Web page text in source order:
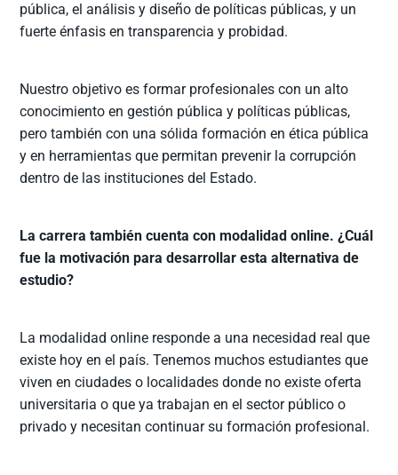
pública, el análisis y diseño de políticas públicas, y un
fuerte énfasis en transparencia y probidad.
Nuestro objetivo es formar profesionales con un alto
conocimiento en gestión pública y políticas públicas,
pero también con una sólida formación en ética pública
y en herramientas que permitan prevenir la corrupción
dentro de las instituciones del Estado.
La carrera también cuenta con modalidad online. ¿Cuál
fue la motivación para desarrollar esta alternativa de
estudio?
La modalidad online responde a una necesidad real que
existe hoy en el país. Tenemos muchos estudiantes que
viven en ciudades o localidades donde no existe oferta
universitaria o que ya trabajan en el sector público o
privado y necesitan continuar su formación profesional.